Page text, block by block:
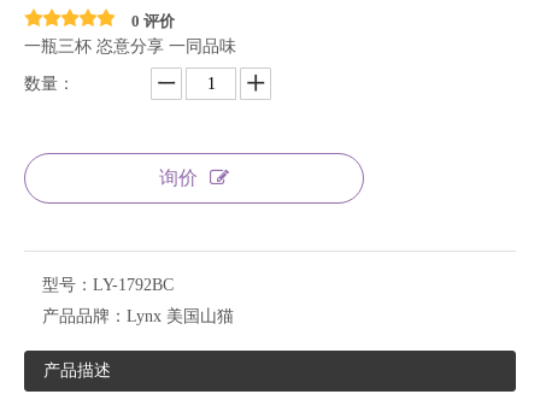
0 评价
一瓶三杯 恣意分享 一同品味
数量：
询价
型号： LY-1792BC
产品品牌： Lynx 美国山猫
产品描述